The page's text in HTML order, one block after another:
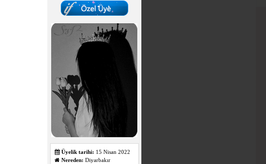
Üyelik tarihi: 15 Nisan 2022
Nereden: Diyarbakır